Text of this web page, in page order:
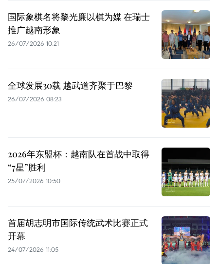
国际象棋名将黎光廉以棋为媒 在瑞士
推广越南形象
26/07/2026 10:21
全球发展30载 越武道齐聚于巴黎
26/07/2026 08:23
2026年东盟杯：越南队在首战中取得
“7星”胜利
25/07/2026 10:50
首届胡志明市国际传统武术比赛正式
开幕
24/07/2026 11:05